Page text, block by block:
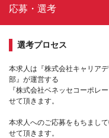
応募・選考
選考プロセス
本求人は『株式会社キャリア
部』が運営する
『株式会社ベネッセコーポレ
せて頂きます。
本求人へのご応募をもちまし
せて頂きます。